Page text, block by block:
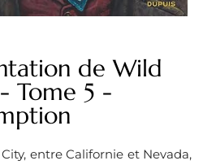
de Wild
Tome 5 -
entre Californie et Nevada,